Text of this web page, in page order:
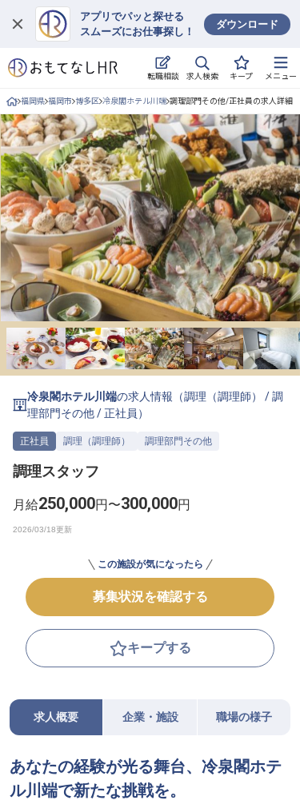
アプリでパッと探せる
スムーズにお仕事探し！
ダウンロード
転職相談 求人検索 キープ メニュー
ログイン
求人・施設を探す
キープした求人
就職・転職 合同説明会
おもてなしHRについて
ご利用の流れ
よくある質問
ホテル・宿泊業界情報コラム
無料 転職サポートに申し込む
福岡県 福岡市 博多区 冷泉閣ホテル川端 調理部門その他/正社員の求人詳細
冷泉閣ホテル川端の求人情報（調理（調理師） /調
理部門その他/正社員 ）
正社員 調理（調理師） 調理部門その他
調理スタッフ
月給250,000円〜300,000円
この施設が気になったら
募集状況を確認する
キープする
求人概要 企業・施設 職場の様子
あなたの経験が光る舞台、冷泉閣ホテ
ル川端で新たな挑戦を。